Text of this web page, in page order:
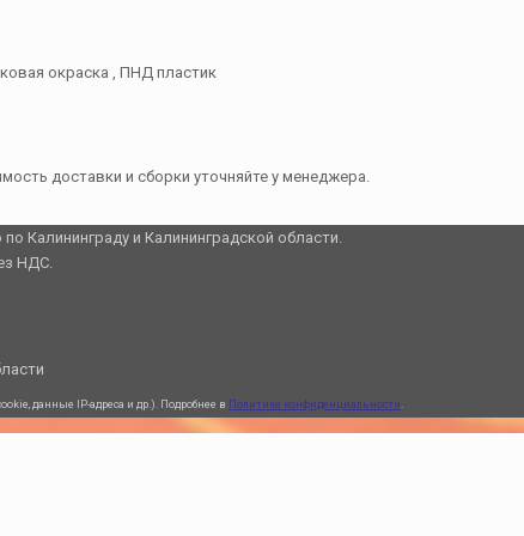
окраска , ПНД пластик
доставки и сборки уточняйте у менеджера.
Калининграду и Калининградской области.
НДС.
данные IP-адреса и др.). Подробнее в Политике конфиденциальности